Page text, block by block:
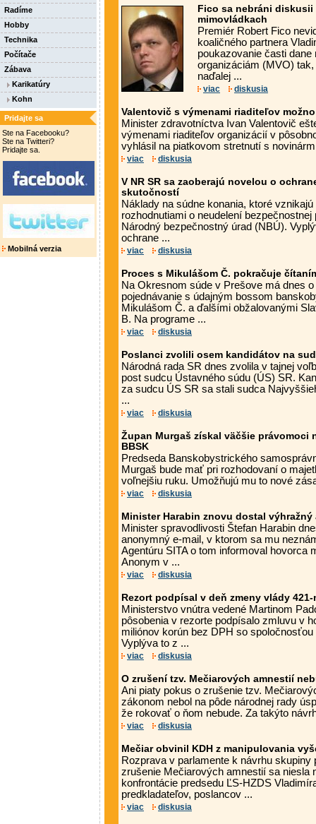
Radíme
Hobby
Technika
Počítače
Zábava
Karikatúry
Kohn
Pridajte sa
Ste na Facebooku?
Ste na Twitteri?
Pridajte sa.
Mobilná verzia
Fico sa nebráni
mimovládkach
Premiér Robert Fico
koaličného partnera
poukazovanie časti
organizáciám (MVO)
naďalej ...
viac diskusia
Valentovič s výmenami riaditeľov
Minister zdravotníctva Ivan Valentovič
výmenami riaditeľov organizácií v
vyhlásil na piatkovom stretnutí s
viac diskusia
V NR SR sa zaoberajú novelou o
skutočností
Náklady na súdne konania, ktoré
rozhodnutiami o neudelení
Národný bezpečnostný úrad (NBÚ).
ochrane ...
viac diskusia
Proces s Mikulášom Č. pokračuje
Na Okresnom súde v Prešove má dnes
pojednávanie s údajným bossom
Mikulášom Č. a ďalšími obžalovanými
B. Na programe ...
viac diskusia
Poslanci zvolili osem kandidátov na
Národná rada SR dnes zvolila v tajnej
post sudcu Ústavného súdu (ÚS) SR.
za sudcu ÚS SR sa stali sudca
...
viac diskusia
Župan Murgaš získal väčšie právomoci
BBSK
Predseda Banskobystrického
Murgaš bude mať pri rozhodovaní o
voľnejšiu ruku. Umožňujú mu to nové
viac diskusia
Minister Harabin znovu dostal výhražný
Minister spravodlivosti Štefan Harabin
anonymný e-mail, v ktorom sa mu
Agentúru SITA o tom informoval hovorca
Anonym v ...
viac diskusia
Rezort podpísal v deň zmeny vlády
Ministerstvo vnútra vedené Martinom
pôsobenia v rezorte podpísalo zmluvu v
miliónov korún bez DPH so
Vyplýva to z ...
viac diskusia
O zrušení tzv. Mečiarových amnestií
Ani piaty pokus o zrušenie tzv.
zákonom nebol na pôde národnej rady
že rokovať o ňom nebude. Za takýto
viac diskusia
Mečiar obvinil KDH z manipulovania
Rozprava v parlamente k návrhu skupiny
zrušenie Mečiarových amnestií sa niesla
konfrontácie predsedu ĽS-HZDS
predkladateľov, poslancov ...
viac diskusia